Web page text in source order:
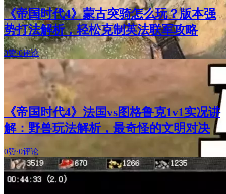
《帝国时代4》蒙古突骑怎么玩？版本强
势打法解析，轻松克制英法联军攻略
0赞·0评论
《帝国时代4》法国vs图格鲁克1v1实况讲
解：野兽玩法解析，最奇怪的文明对决
0赞·0评论